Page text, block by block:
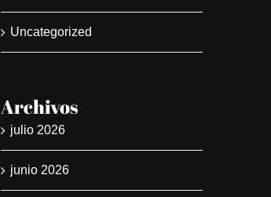
Uncategorized
Archivos
julio 2026
junio 2026